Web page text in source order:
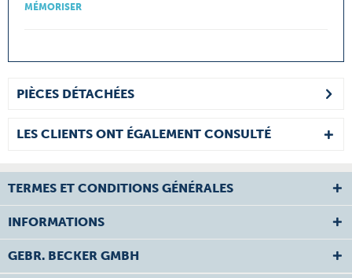
MÉMORISER
PIÈCES DÉTACHÉES
LES CLIENTS ONT ÉGALEMENT CONSULTÉ
TERMES ET CONDITIONS GÉNÉRALES
INFORMATIONS
GEBR. BECKER GMBH